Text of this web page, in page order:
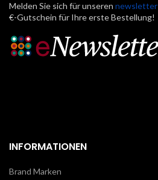
Melden Sie sich für unseren newsletter
€-Gutschein für Ihre erste Bestellung!
INFORMATIONEN
Brand Marken